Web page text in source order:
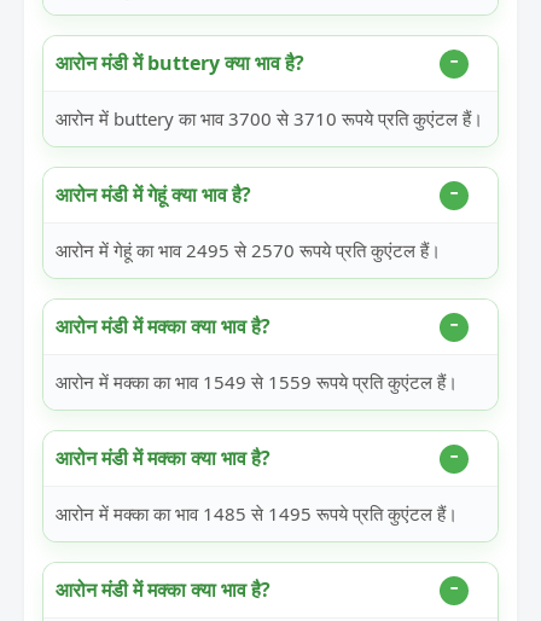
आरोन मंडी में buttery क्या भाव है?
आरोन में buttery का भाव 3700 से 3710 रूपये प्रति कुएंटल हैं।
आरोन मंडी में गेहूं क्या भाव है?
आरोन में गेहूं का भाव 2495 से 2570 रूपये प्रति कुएंटल हैं।
आरोन मंडी में मक्का क्या भाव है?
आरोन में मक्का का भाव 1549 से 1559 रूपये प्रति कुएंटल हैं।
आरोन मंडी में मक्का क्या भाव है?
आरोन में मक्का का भाव 1485 से 1495 रूपये प्रति कुएंटल हैं।
आरोन मंडी में मक्का क्या भाव है?